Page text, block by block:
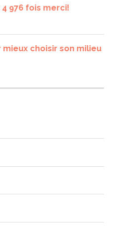
4 976 fois merci!
choisir son milieu